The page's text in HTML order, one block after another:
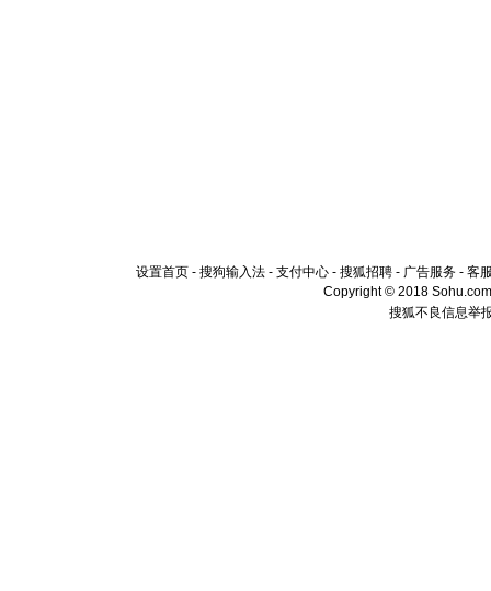
设置首页 - 搜狗输入法 - 支付中心 - 搜狐招聘 - 广告服务 - 客
Copyright © 2018
搜狐不良信息举